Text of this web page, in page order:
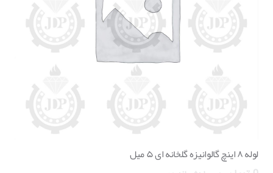
لوله ۸ اینچ گالوانیزه گلخانه ای ۵ میل